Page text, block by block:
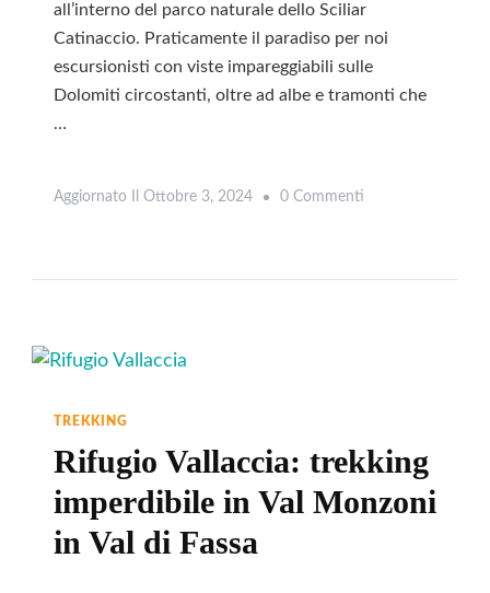
all’interno del parco naturale dello Sciliar
Catinaccio. Praticamente il paradiso per noi
escursionisti con viste impareggiabili sulle
Dolomiti circostanti, oltre ad albe e tramonti che
…
Aggiornato Il Ottobre 3, 2024 0 Commenti
Nostra
Completa
TREKKING
Rifugio Vallaccia: trekking
imperdibile in Val Monzoni
in Val di Fassa